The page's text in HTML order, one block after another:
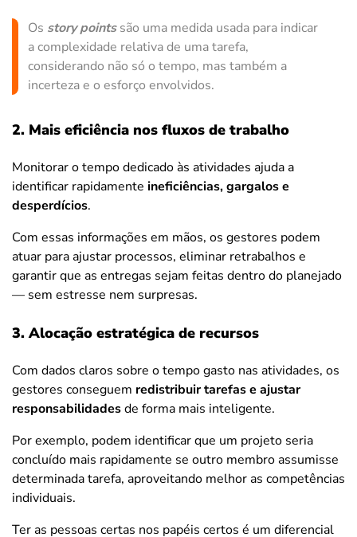
Os story pointssão uma medida usada para indicar
a complexidade relativa de uma tarefa,
considerando não só o tempo, mas também a
incerteza e o esforço envolvidos.
2. Mais eficiência nos fluxos de trabalho
Monitorar o tempo dedicado às atividades ajuda a
identificar rapidamente ineficiências, gargalos e
desperdícios.
Com essas informações em mãos, os gestores podem
atuar para ajustar processos, eliminar retrabalhos e
garantir que as entregas sejam feitas dentro do planejado
— sem estresse nem surpresas.
3. Alocação estratégica de recursos
Com dados claros sobre o tempo gasto nas atividades, os
gestores conseguem redistribuir tarefas e ajustar
responsabilidadesde forma mais inteligente.
Por exemplo, podem identificar que um projeto seria
concluído mais rapidamente se outro membro assumisse
determinada tarefa, aproveitando melhor as competências
individuais.
Ter as pessoas certas nos papéis certos é um diferencial